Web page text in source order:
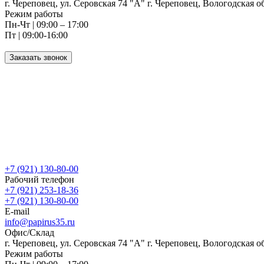
г. Череповец, ул. Серовская 74 "А" г. Череповец, Вологодская
Режим работы
Пн-Чт | 09:00 – 17:00
Пт | 09:00-16:00
Заказать звонок
+7 (921) 130-80-00
Рабочий телефон
+7 (921) 253-18-36
+7 (921) 130-80-00
E-mail
info@papirus35.ru
Офис/Склад
г. Череповец, ул. Серовская 74 "А" г. Череповец, Вологодская
Режим работы